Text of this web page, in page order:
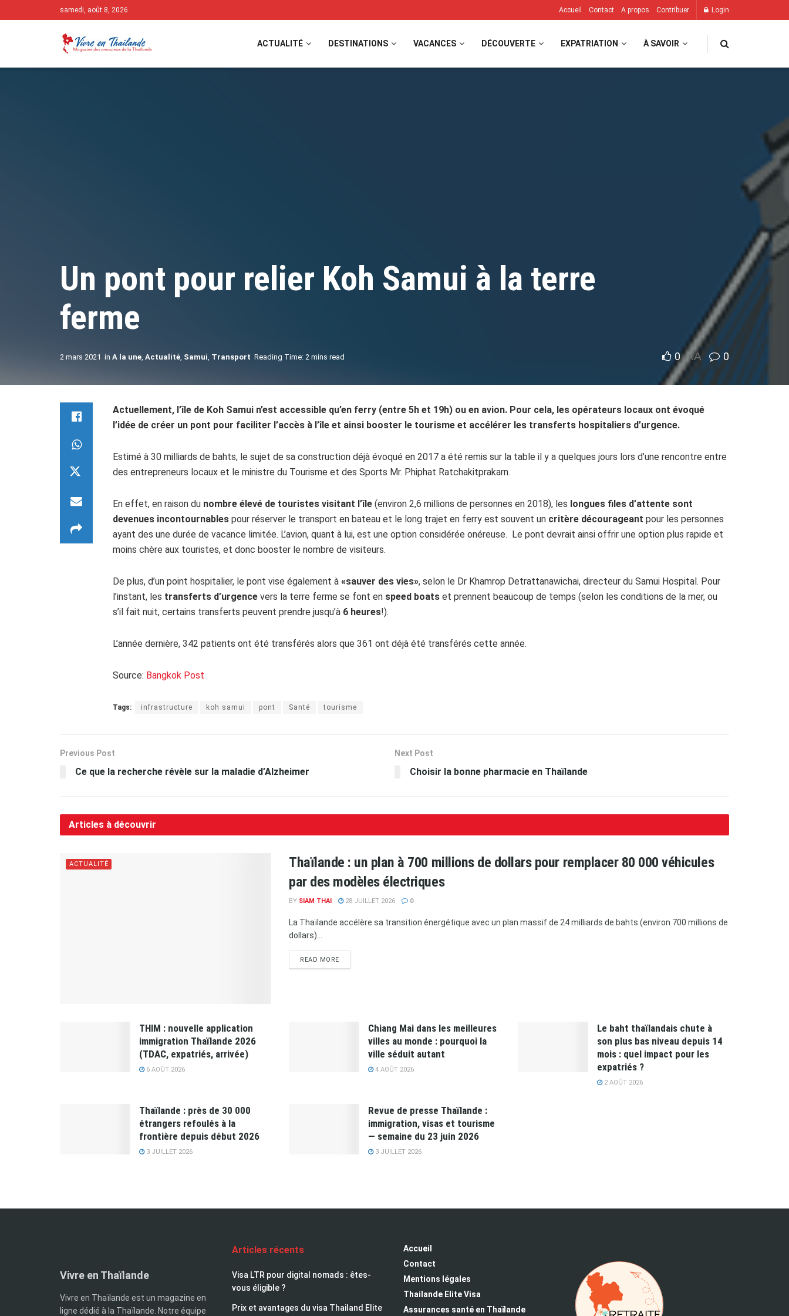
samedi, août 8, 2026 Accueil Contact A propos Contribuer Login
ACTUALITÉ DESTINATIONS VACANCES DÉCOUVERTE EXPATRIATION À SAVOIR
Un pont pour relier Koh Samui à la terre
ferme
2 mars 2021 in A la une, Actualité, Samui, Transport Reading Time: 2 mins read 0 AA 0
Actuellement, l’île de Koh Samui n’est accessible qu’en ferry (entre 5h et 19h) ou en avion. Pour cela, les opérateurs locaux ont évoqué
l’idée de créer un pont pour faciliter l’accès à l’île et ainsi booster le tourisme et accélérer les transferts hospitaliers d’urgence.
Estimé à 30 milliards de bahts, le sujet de sa construction déjà évoqué en 2017 a été remis sur la table il y a quelques jours lors d’une rencontre entre
des entrepreneurs locaux et le ministre du Tourisme et des Sports Mr. Phiphat Ratchakitprakarn.
En effet, en raison du nombre élevé de touristes visitant l’île (environ 2,6 millions de personnes en 2018), les longues files d’attente sont
devenues incontournables pour réserver le transport en bateau et le long trajet en ferry est souvent un critère décourageant pour les personnes
ayant des une durée de vacance limitée. L’avion, quant à lui, est une option considérée onéreuse. Le pont devrait ainsi offrir une option plus rapide et
moins chère aux touristes, et donc booster le nombre de visiteurs.
De plus, d’un point hospitalier, le pont vise également à «sauver des vies», selon le Dr Khamrop Detrattanawichai, directeur du Samui Hospital. Pour
l’instant, les transferts d’urgence vers la terre ferme se font en speed boats et prennent beaucoup de temps (selon les conditions de la mer, ou
s’il fait nuit, certains transferts peuvent prendre jusqu’à 6 heures!).
L’année dernière, 342 patients ont été transférés alors que 361 ont déjà été transférés cette année.
Source: Bangkok Post
Tags: infrastructure koh samui pont Santé tourisme
Previous Post
Ce que la recherche révèle sur la maladie d’Alzheimer
Next Post
Choisir la bonne pharmacie en Thaïlande
Articles à découvrir
ACTUALITÉ
Thaïlande : un plan à 700 millions de dollars pour remplacer 80 000 véhicules
par des modèles électriques
BY SIAM THAI 28 JUILLET 2026 0
La Thaïlande accélère sa transition énergétique avec un plan massif de 24 milliards de bahts (environ 700 millions de
dollars)...
READ MORE
THIM : nouvelle application
immigration Thaïlande 2026
(TDAC, expatriés, arrivée)
6 AOÛT 2026
Chiang Mai dans les meilleures
villes au monde : pourquoi la
ville séduit autant
4 AOÛT 2026
Le baht thaïlandais chute à
son plus bas niveau depuis 14
mois : quel impact pour les
expatriés ?
2 AOÛT 2026
Thaïlande : près de 30 000
étrangers refoulés à la
frontière depuis début 2026
3 JUILLET 2026
Revue de presse Thaïlande :
immigration, visas et tourisme
— semaine du 23 juin 2026
3 JUILLET 2026
Vivre en Thaïlande
Vivre en Thaïlande est un magazine en
ligne dédié à la Thaïlande. Notre équipe
Articles récents
Visa LTR pour digital nomads : êtes-
vous éligible ?
Prix et avantages du visa Thailand Elite
Accueil
Contact
Mentions légales
Thailande Elite Visa
Assurances santé en Thaïlande